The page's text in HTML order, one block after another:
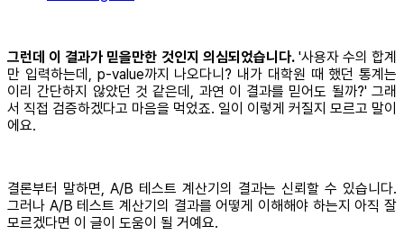
그런데 이 결과가 믿을만한 것인지 의심되었습니다.'사용자 수의 합계
만 입력하는데, p-value까지 나오다니? 내가 대학원 때 했던 통계는
이리 간단하지 않았던 것 같은데, 과연 이 결과를 믿어도 될까?' 그래
서 직접 검증하겠다고 마음을 먹었죠. 일이 이렇게 커질지 모르고 말이
에요.
결론부터 말하면, A/B 테스트 계산기의 결과는 신뢰할 수 있습니다.
그러나 A/B 테스트 계산기의 결과를 어떻게 이해해야 하는지 아직 잘
모르겠다면 이 글이 도움이 될 거예요.